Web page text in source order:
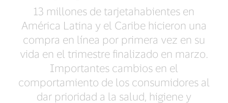
13 millones de tarjetahabientes en
América Latina y el Caribe hicieron una
compra en línea por primera vez en su
vida en el trimestre finalizado en marzo.
Importantes cambios en el
comportamiento de los consumidores al
dar prioridad a la salud, higiene y